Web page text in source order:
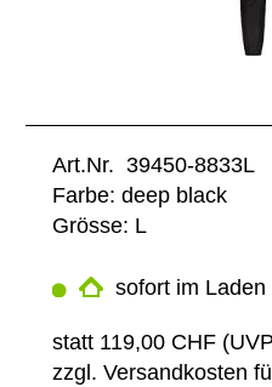
Art.Nr. 39450-8833L
Farbe: deep black
Grösse: L
sofort im
statt 119,00 CHF (UVP
zzgl. Versandkosten